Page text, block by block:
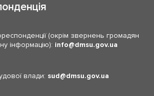
(окрім звернень громадян
інформацію): info dmsu.gov.ua
влади: sud dmsu.gov.ua